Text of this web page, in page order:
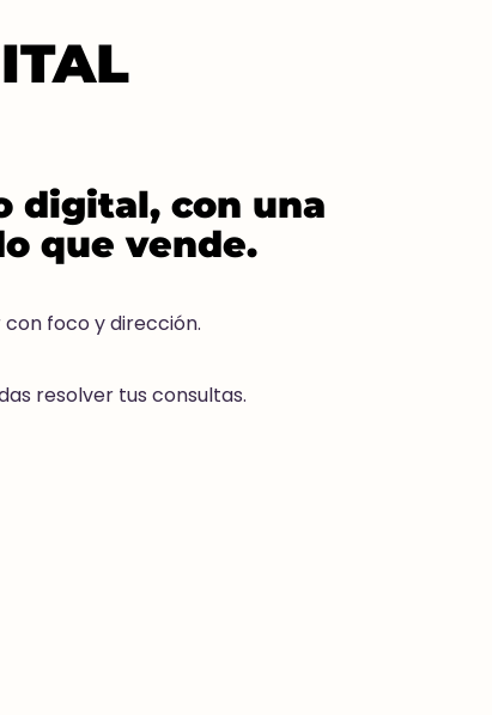
digital, con una
que vende.
foco y dirección.
resolver tus consultas.​